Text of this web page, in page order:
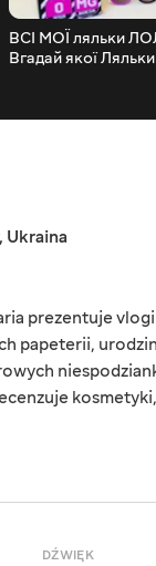
ВСІ МОЇ ляльки
Вгадай якої
, Ukraina
prezentuje
papeterii,
DŹWIĘK